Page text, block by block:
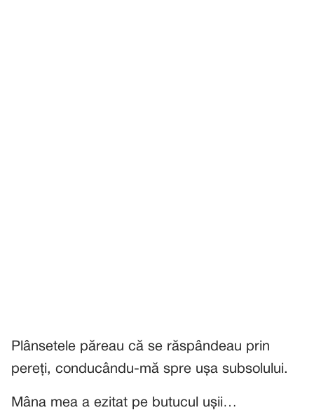
Plânsetele păreau că se răspândeau prin
pereți, conducându-mă spre ușa subsolului.
Mâna mea a ezitat pe butucul ușii…